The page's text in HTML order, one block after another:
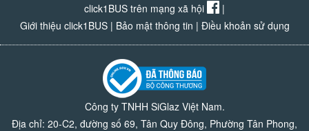
click1BUS trên mạng xã hội
|
Giới thiệu click1BUS| Bảo mật thông tin | Điều khoản sử dụng
Công ty TNHH SiGlaz Việt Nam.
Địa chỉ: 20-C2, đường số 69, Tân Quy Đông, Phường Tân Phong,